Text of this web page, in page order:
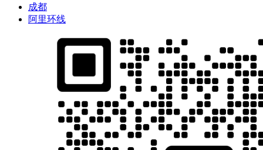
成都
阿里环线